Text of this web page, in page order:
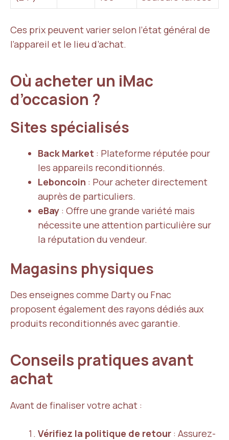
Ces prix peuvent varier selon l’état général de
l’appareil et le lieu d’achat.
Où acheter un iMac
d’occasion ?
Sites spécialisés
Back Market : Plateforme réputée pour
les appareils reconditionnés.
Leboncoin : Pour acheter directement
auprès de particuliers.
eBay : Offre une grande variété mais
nécessite une attention particulière sur
la réputation du vendeur.
Magasins physiques
Des enseignes comme Darty ou Fnac
proposent également des rayons dédiés aux
produits reconditionnés avec garantie.
Conseils pratiques avant
achat
Avant de finaliser votre achat :
Vérifiez la politique de retour : Assurez-